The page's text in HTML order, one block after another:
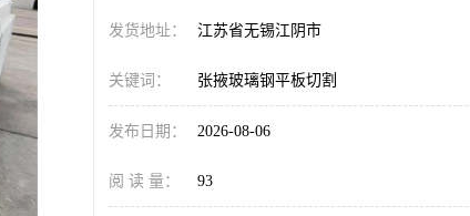
发货地址： 江苏省无锡江阴市
关键词： 张掖玻璃钢平板切割
发布日期： 2026-08-06
阅 读 量： 93